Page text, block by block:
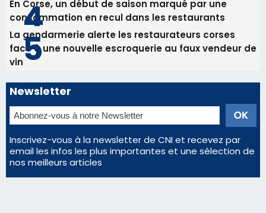
Inscrivez-vous à la newsletter de CNI et recevez par
email les infos les plus importantes et une sélection de
nos meilleurs articles
Régie publicitaire
Mentions légales
Nous contacter